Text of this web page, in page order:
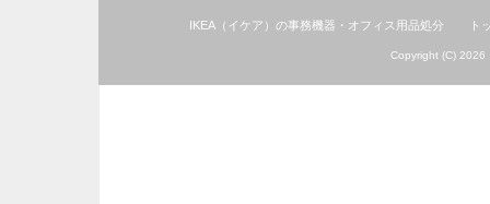
IKEA（イケア）の事務機器・オフィス用品処分 ト
Copyright (C) 2026